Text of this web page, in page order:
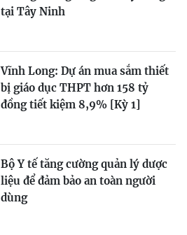
tại Tây Ninh
Vĩnh Long: Dự án mua sắm thiết
bị giáo dục THPT hơn 158 tỷ
đồng tiết kiệm 8,9% [Kỳ 1]
Bộ Y tế tăng cường quản lý dược
liệu để đảm bảo an toàn người
dùng